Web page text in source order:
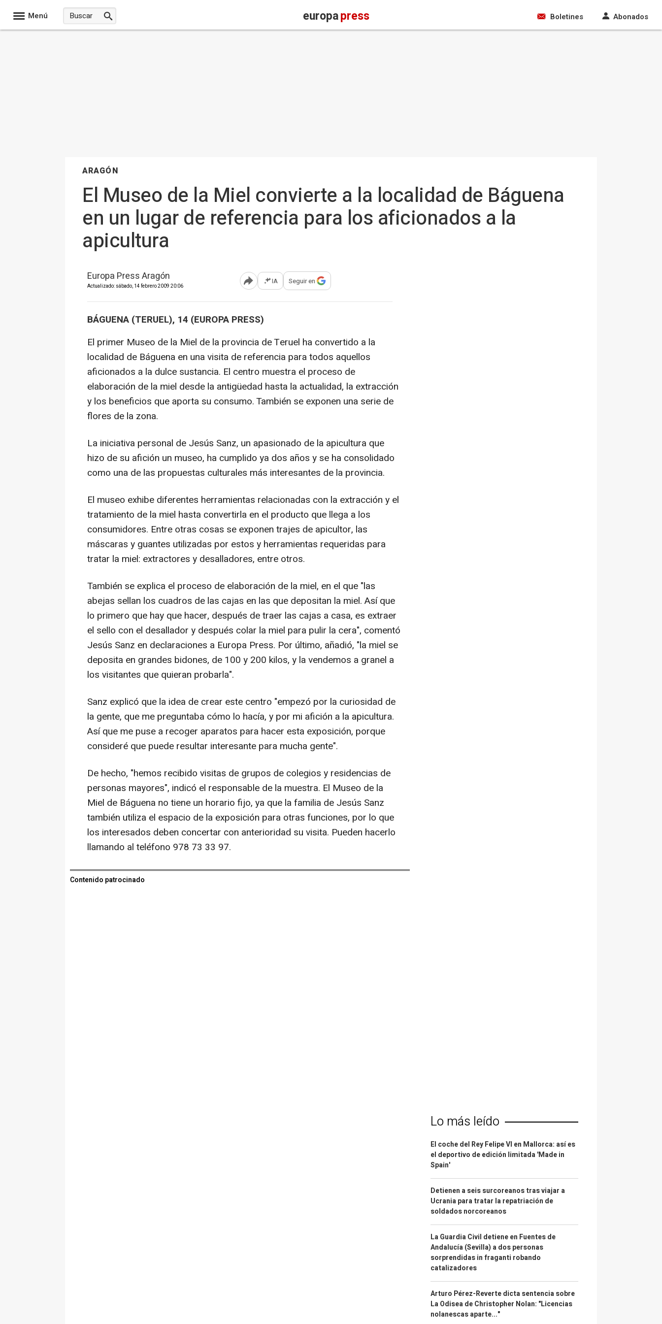
Menú europapress Boletines Abonados
ARAGÓN
El Museo de la Miel convierte a la localidad de Báguena
en un lugar de referencia para los aficionados a la
apicultura
Europa Press Aragón
Actualizado: sábado, 14 febrero 2009 20:06 Abrir opciones para compartir
IA Seguir en
BÁGUENA (TERUEL), 14 (EUROPA PRESS)
El primer Museo de la Miel de la provincia de Teruel ha convertido a la
localidad de Báguena en una visita de referencia para todos aquellos
aficionados a la dulce sustancia. El centro muestra el proceso de
elaboración de la miel desde la antigüedad hasta la actualidad, la extracción
y los beneficios que aporta su consumo. También se exponen una serie de
flores de la zona.
La iniciativa personal de Jesús Sanz, un apasionado de la apicultura que
hizo de su afición un museo, ha cumplido ya dos años y se ha consolidado
como una de las propuestas culturales más interesantes de la provincia.
El museo exhibe diferentes herramientas relacionadas con la extracción y el
tratamiento de la miel hasta convertirla en el producto que llega a los
consumidores. Entre otras cosas se exponen trajes de apicultor, las
máscaras y guantes utilizadas por estos y herramientas requeridas para
tratar la miel: extractores y desalladores, entre otros.
También se explica el proceso de elaboración de la miel, en el que "las
abejas sellan los cuadros de las cajas en las que depositan la miel. Así que
lo primero que hay que hacer, después de traer las cajas a casa, es extraer
el sello con el desallador y después colar la miel para pulir la cera", comentó
Jesús Sanz en declaraciones a Europa Press. Por último, añadió, "la miel se
deposita en grandes bidones, de 100 y 200 kilos, y la vendemos a granel a
los visitantes que quieran probarla".
Sanz explicó que la idea de crear este centro "empezó por la curiosidad de
la gente, que me preguntaba cómo lo hacía, y por mi afición a la apicultura.
Así que me puse a recoger aparatos para hacer esta exposición, porque
consideré que puede resultar interesante para mucha gente".
De hecho, "hemos recibido visitas de grupos de colegios y residencias de
personas mayores", indicó el responsable de la muestra. El Museo de la
Miel de Báguena no tiene un horario fijo, ya que la familia de Jesús Sanz
también utiliza el espacio de la exposición para otras funciones, por lo que
los interesados deben concertar con anterioridad su visita. Pueden hacerlo
llamando al teléfono 978 73 33 97.
Contenido patrocinado
Lo más leído
El coche del Rey Felipe VI en Mallorca: así es
el deportivo de edición limitada 'Made in
Spain'
Detienen a seis surcoreanos tras viajar a
Ucrania para tratar la repatriación de
soldados norcoreanos
La Guardia Civil detiene en Fuentes de
Andalucía (Sevilla) a dos personas
sorprendidas in fraganti robando
catalizadores
Arturo Pérez-Reverte dicta sentencia sobre
La Odisea de Christopher Nolan: "Licencias
nolanescas aparte..."